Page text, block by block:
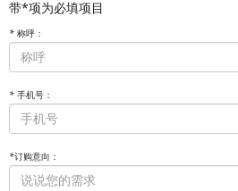
带*项为必填项目
* 称呼：
* 手机号：
*订购意向：